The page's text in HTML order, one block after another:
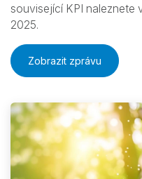
související KPI naleznete
2025.
Zobrazit zprávu